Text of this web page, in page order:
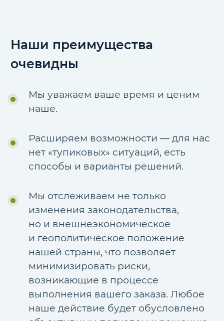
Наши преимущества
очевидны
Мы уважаем ваше время и ценим
наше.
Расширяем возможности — для нас
нет «тупиковых» ситуаций, есть
способы и варианты решений.
Мы отслеживаем не только
изменения законодательства,
но и внешнеэкономическое
и геополитическое положение
нашей страны, что позволяет
минимизировать риски,
возникающие в процессе
выполнения вашего заказа. Любое
наше действие будет обусловлено